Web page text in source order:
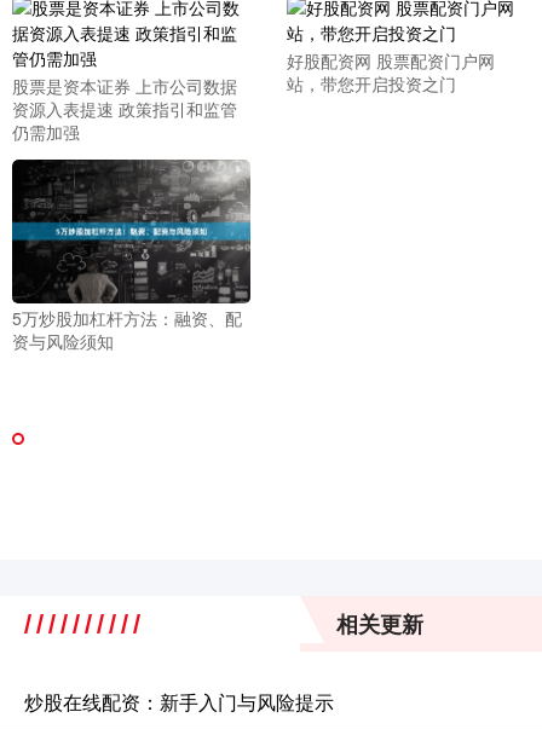
股票是资本证券 上市公司数据
资源入表提速 政策指引和监管
仍需加强
好股配资网 股票配资门户网
站，带您开启投资之门
5万炒股加杠杆方法：融资、配
资与风险须知
相关更新
炒股在线配资：新手入门与风险提示